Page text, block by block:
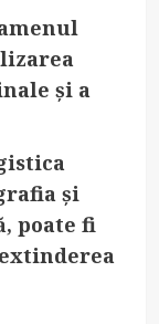
și a
și
poate fi